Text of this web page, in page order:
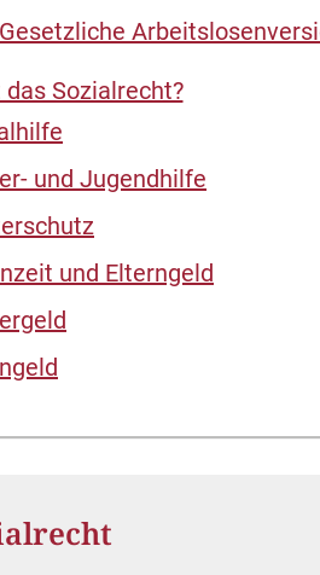
Gesetzliche
Sozialrecht?
und Jugendhilfe
und Elterngeld